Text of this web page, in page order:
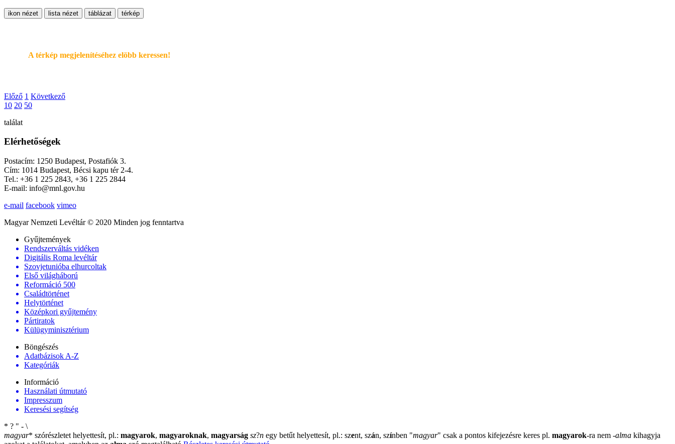
ikon nézet lista nézet táblázat térkép
A térkép megjelenítéséhez elöbb keressen!
Előző 1 Következő
10 20 50
találat
Elérhetőségek
Postacím: 1250 Budapest, Postafiók 3.
Cím: 1014 Budapest, Bécsi kapu tér 2-4.
Tel.: +36 1 225 2843, +36 1 225 2844
E-mail: info@mnl.gov.hu
e-mail facebook vimeo
Magyar Nemzeti Levéltár © 2020 Minden jog fenntartva
Gyűjtemények
Rendszerváltás vidéken
Digitális Roma levéltár
Szovjetunióba elhurcoltak
Első világháború
Reformáció 500
Családtörténet
Helytörténet
Középkori gyűjtemény
Pártiratok
Külügyminisztérium
Böngészés
Adatbázisok A-Z
Kategóriák
Információ
Használati útmutató
Impresszum
Keresési segítség
* ? " - \
magyar* szórészletet helyettesít, pl.: magyarok, magyaroknak, magyarság sz?n egy betűt helyettesít, pl.: szent, szán, színben "magyar" csak a pontos kifejezésre keres pl. magyarok-ra nem -alma kihagyja